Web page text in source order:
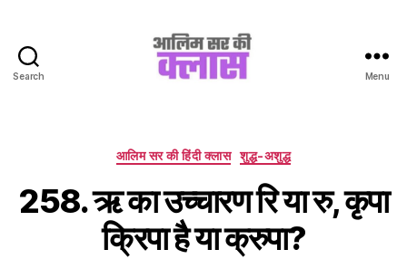
Search
Class
Menu
Categories
आलिम सर की हिंदी क्लास शुद्ध-अशुद्ध
258. ऋ का उच्चारण रि या रु, कृपा
क्रिपा है या क्रुपा?